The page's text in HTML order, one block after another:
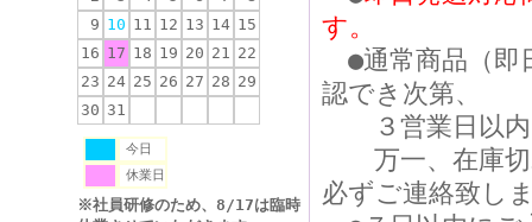
9 10 11 12 13 14 15
16 17 18 19 20 21 22
23 24 25 26 27 28 29
30 31
今日
休業日
※社員研修のため、8/17は臨時
す。
●通常商品（即
認でき次第、
３営業日以内
万一、在庫切
必ずご連絡致し